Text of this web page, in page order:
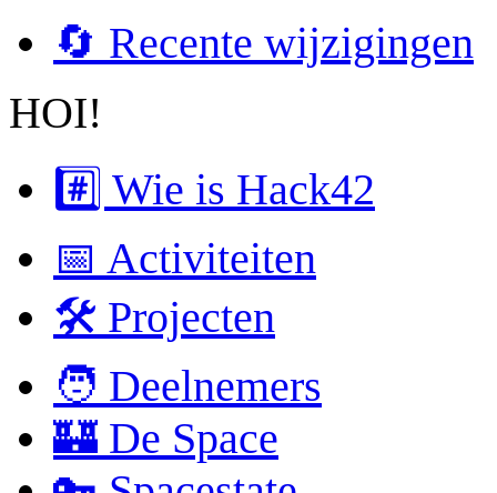
🔄 Recente wijzigingen
HOI!
#️⃣ Wie is Hack42
📅 Activiteiten
🛠 Projecten
🧑 Deelnemers
🏰 De Space